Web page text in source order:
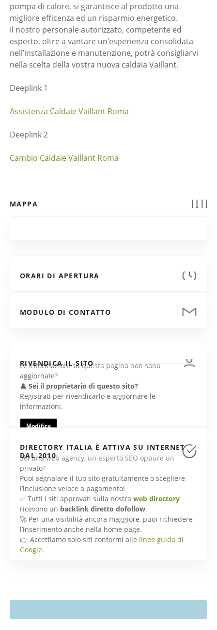
pompa di calore, si garantisce al prodotto una
migliore efficenza ed un risparmio energetico.
Il nostro personale autorizzato, competente ed
esperto, oltre a vantare un’esperienza consolidata
nell’installazione e manutenzione, potrà consigliarvi
nella scelta della vostra nuova caldaia Vaillant.
Deeplink 1
Assistenza Caldaie Vaillant Roma
Deeplink 2
Cambio Caldaie Vaillant Roma
MAPPA
ORARI DI APERTURA
MODULO DI CONTATTO
RIVENDICA IL SITO
Le informazioni su questa pagina non sono
aggiornate?
👤 Sei il proprietario di questo sito?
Registrati per rivendicarlo e aggiornare le
informazioni.
Modifica
DIRECTORY ITALIA È ATTIVA SU INTERNET
DAL 2010
Sei una web agency, un esperto SEO oppure un
privato?
Puoi segnalare il tuo sito gratuitamente o scegliere
l’inclusione veloce a pagamento!
✅ Tutti i siti approvati sulla nostra web directory
ricevono un backlink diretto dofollow.
🚀 Per una visibilità ancora maggiore, puoi richiedere
l’inserimento anche nella home page.
👉 Accettiamo solo siti conformi alle linee guida di
Google.